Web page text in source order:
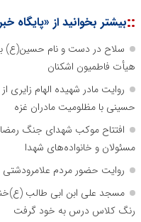
::بیشتر بخوانید از «پایگاه
سلاح در دست و نام حسین(ع)
هیأت فاطمیون اشکنان
روایت مادر شهیده الهام زایری
حسینی با مظلومیت مادران غزه
افتتاح موکب شهدای جنگ
مسئولان و خانواده‌های شهدا
روایت حضور مردم علامرودشتی
مسجد علی ابن ابی طالب
رنگ کلاس درس به خود گرفت